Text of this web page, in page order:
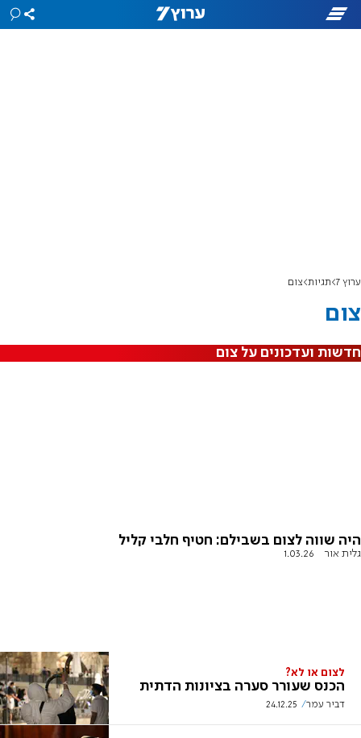
ערוץ 7 תגיות צום
צום
חדשות ועדכונים על צום
היה שווה לצום בשבילם: חטיף חלבי קליל
גלית אור 1.03.26
לצום או לא?
הכנס שעורר סערה בציונות הדתית
דביר עמר 24.12.25